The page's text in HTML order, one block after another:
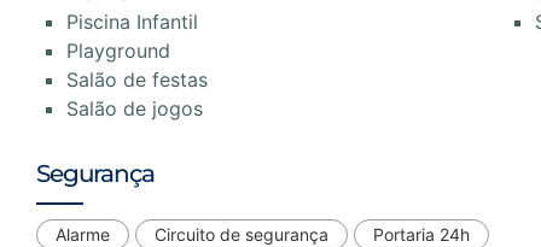
Piscina Infantil
Playground
Salão de festas
Salão de jogos
Segurança
Alarme Circuito de segurança Portaria 24h